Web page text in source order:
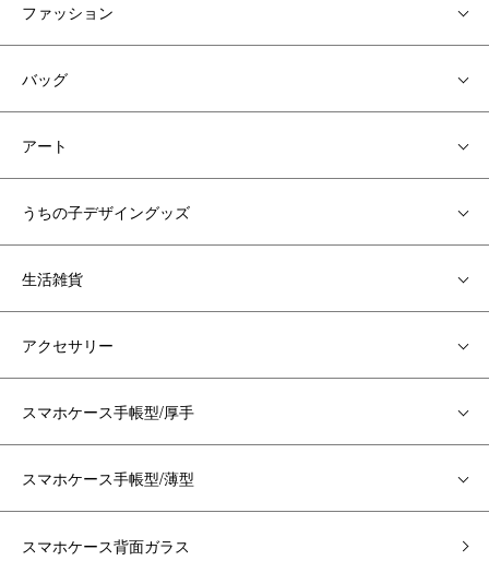
ファッション
バッグ
アート
うちの子デザイングッズ
生活雑貨
アクセサリー
スマホケース手帳型/厚手
スマホケース手帳型/薄型
スマホケース背面ガラス